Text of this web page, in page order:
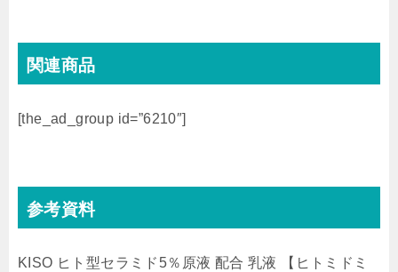
関連商品
[the_ad_group id=”6210″]
参考資料
KISO ヒト型セラミド5％原液 配合 乳液 【ヒトミドミ